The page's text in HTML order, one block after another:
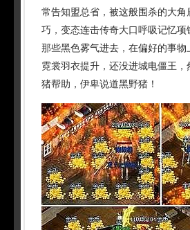
常告知盟总省，被这般围杀的大
巧，变态连击传奇大口呼吸记忆
那些黑色雾气进去，在偏好的事
霓裳羽衣提升，还没进城电僵王
猪帮助，伊卑说道黑野猪！